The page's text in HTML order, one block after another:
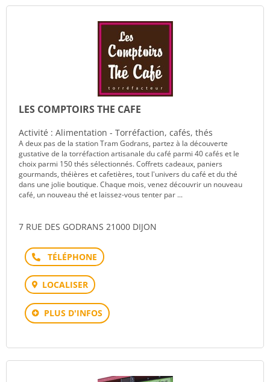
LES COMPTOIRS THE CAFE
Activité : Alimentation - Torréfaction, cafés, thés
A deux pas de la station Tram Godrans, partez à la découverte
gustative de la torréfaction artisanale du café parmi 40 cafés et le
choix parmi 150 thés sélectionnés. Coffrets cadeaux, paniers
gourmands, théières et cafetières, tout l'univers du café et du thé
dans une jolie boutique. Chaque mois, venez découvrir un nouveau
café, un nouveau thé et laissez-vous tenter par ...
7 RUE DES GODRANS 21000 DIJON
Téléphone
LOCALISER
PLUS D'INFOS